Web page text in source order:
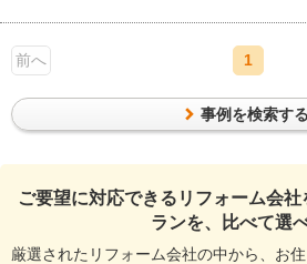
前へ
1
事例を検索する
ご要望に対応できるリフォーム会
ランを、比べて選
厳選されたリフォーム会社の中から、お